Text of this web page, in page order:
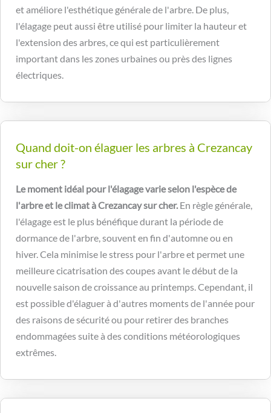
et améliore l'esthétique générale de l'arbre. De plus,
l'élagage peut aussi être utilisé pour limiter la hauteur et
l'extension des arbres, ce qui est particulièrement
important dans les zones urbaines ou près des lignes
électriques.
Quand doit-on élaguer les arbres à Crezancay
sur cher ?
Le moment idéal pour l'élagage varie selon l'espèce de
l'arbre et le climat à Crezancay sur cher.En règle générale,
l'élagage est le plus bénéfique durant la période de
dormance de l'arbre, souvent en fin d'automne ou en
hiver. Cela minimise le stress pour l'arbre et permet une
meilleure cicatrisation des coupes avant le début de la
nouvelle saison de croissance au printemps. Cependant, il
est possible d'élaguer à d'autres moments de l'année pour
des raisons de sécurité ou pour retirer des branches
endommagées suite à des conditions météorologiques
extrêmes.